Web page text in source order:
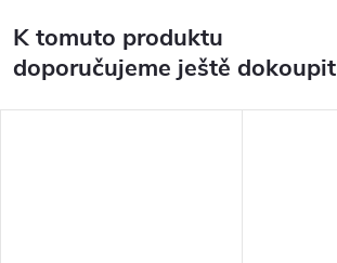
K tomuto produktu
doporučujeme ještě dokoupit